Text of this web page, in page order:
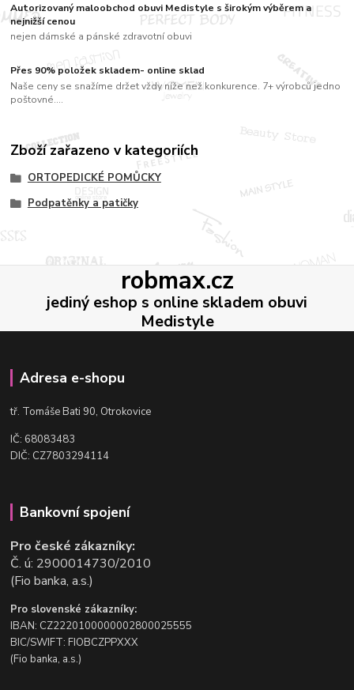
Autorizovaný maloobchod obuvi Medistyle s širokým výběrem a
nejnižší cenou
nejen dámské a pánské zdravotní obuvi
Přes 90% položek skladem- online sklad
Naše ceny se snažíme držet vždy níže než konkurence. 7+ výrobců jedno
poštovné....
Zboží zařazeno v kategoriích
ORTOPEDICKÉ POMŮCKY
Podpatěnky a patičky
robmax.cz
jediný eshop s online skladem obuvi
Medistyle
Adresa e-shopu
tř. Tomáše Bati 90, Otrokovice
IČ: 68083483
DIČ: CZ7803294114
Bankovní spojení
Pro české zákazníky:
Č. ú: 2900014730/2010
(Fio banka, a.s.)
Pro slovenské zákazníky:
IBAN: CZ2220100000002800025555
BIC/SWIFT: FIOBCZPPXXX
(Fio banka, a.s.)